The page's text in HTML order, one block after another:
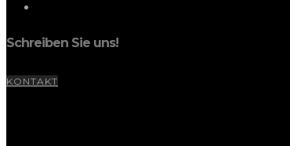
Schreiben Sie uns!
KONTAKT